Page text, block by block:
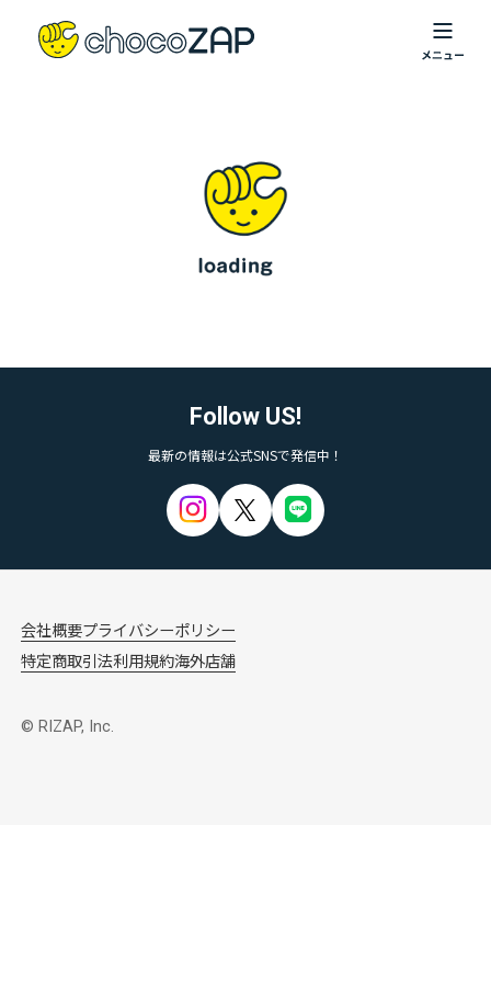
Follow US!
最新の情報は公式SNSで発信中！
会社概要プライバシーポリシー
特定商取引法利用規約海外店舗
© RIZAP, Inc.